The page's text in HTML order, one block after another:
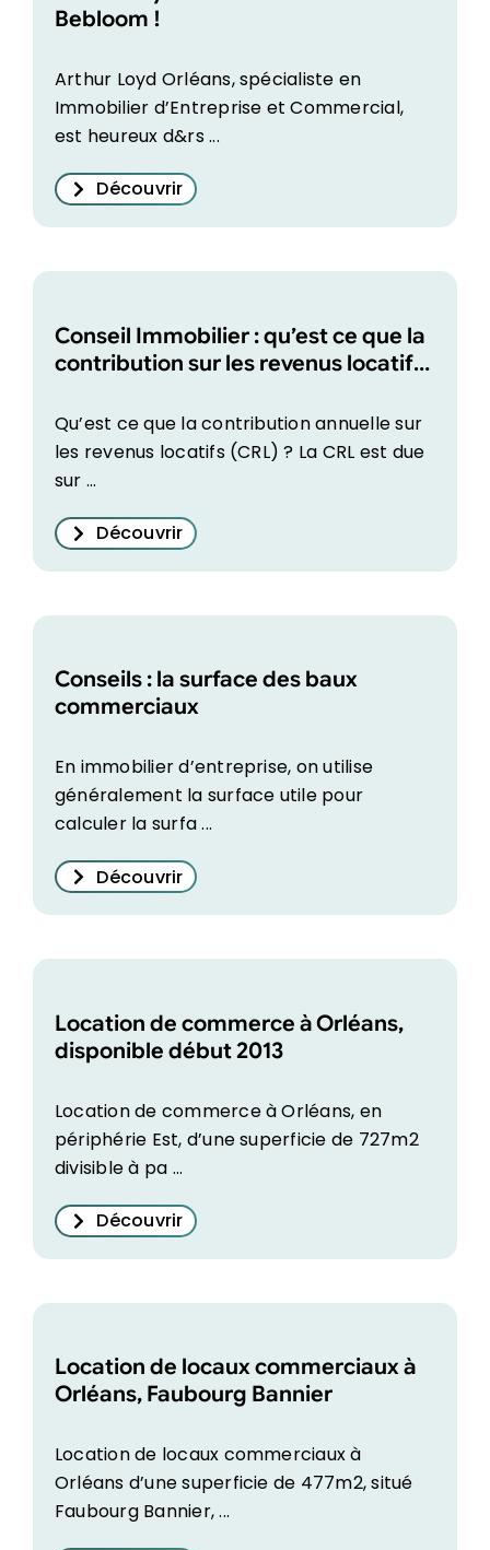
Bebloom !
Arthur Loyd Orléans, spécialiste en
Immobilier d’Entreprise et Commercial,
est heureux d&rs ...
Découvrir
Conseil Immobilier : qu’est ce que la
contribution sur les revenus locatifs
Qu’est ce que la contribution annuelle sur
les revenus locatifs (CRL) ? La CRL est due
sur ...
Découvrir
Conseils : la surface des baux
commerciaux
En immobilier d’entreprise, on utilise
généralement la surface utile pour
calculer la surfa ...
Découvrir
Location de commerce à Orléans,
disponible début 2013
Location de commerce à Orléans, en
périphérie Est, d’une superficie de 727m2
divisible à pa ...
Découvrir
Location de locaux commerciaux à
Orléans, Faubourg Bannier
Location de locaux commerciaux à
Orléans d’une superficie de 477m2, situé
Faubourg Bannier, ...